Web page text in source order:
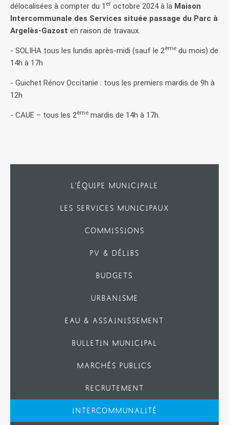
délocalisées à compter du 1 er octobre 2024 à la Maison
Intercommunale des Services située passage du Parc à
Argelès-Gazost en raison de travaux.
- SOLIHA tous les lundis après-midi (sauf le 2ème du mois) de
14h à 17h
- Guichet Rénov Occitanie : tous les premiers mardis de 9h à
12h
- CAUE – tous les 2ème mardis de 14h à 17h.
L'ÉQUIPE MUNICIPALE
LES SERVICES MUNICIPAUX
COMMISSIONS
PV & DÉLIBS
BUDGETS
URBANISME
EAU & ASSAINISSEMENT
BULLETIN MUNICIPAL
MARCHÉS PUBLICS
RECRUTEMENT
INTERCOMMUNALITÉ